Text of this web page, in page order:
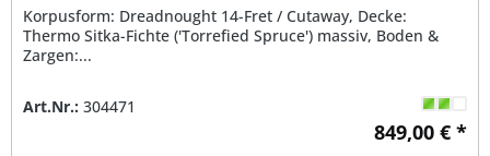
Korpusform: Dreadnought 14-Fret / Cutaway, Decke:
Thermo Sitka-Fichte ('Torrefied Spruce') massiv, Boden &
Zargen:...
Art.Nr.: 304471
849,00 € *